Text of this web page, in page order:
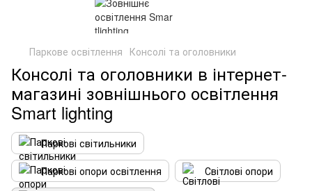
Паркове освітлення Консолі та оголовники
Консолі та оголовники в інтернет-
магазині зовнішнього освітлення
Smart lighting
Паркові світильники
Паркові опори освітлення
Світлові опори